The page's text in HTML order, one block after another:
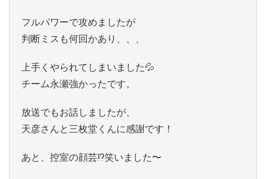
フルパワーで攻めましたが
判断ミスも何回かあり、、、
上手くやられてしまいました💦
チーム永瀬強かったです。
放送でもお話しましたが、
天彦さんと三枚堂くんに感謝です！
あと、控室の顔芸⁉︎笑いました〜